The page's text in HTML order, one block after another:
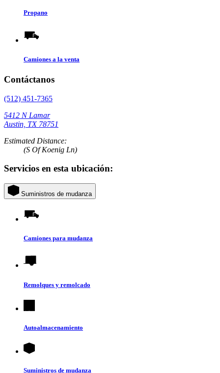
Propano
Camiones a la venta
Contáctanos
(512) 451-7365
5412 N Lamar
Austin, TX 78751
Estimated Distance:
(S Of Koenig Ln)
Servicios en esta ubicación:
Suministros de mudanza
Camiones para mudanza
Remolques y remolcado
Autoalmacenamiento
Suministros de mudanza